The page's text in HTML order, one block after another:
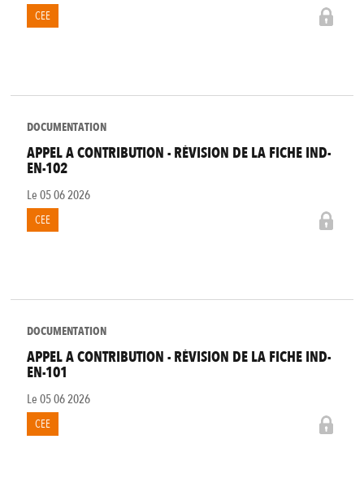
CEE
DOCUMENTATION
APPEL A CONTRIBUTION - RÉVISION DE LA FICHE IND-
EN-102
Le 05 06 2026
CEE
DOCUMENTATION
APPEL A CONTRIBUTION - RÉVISION DE LA FICHE IND-
EN-101
Le 05 06 2026
CEE